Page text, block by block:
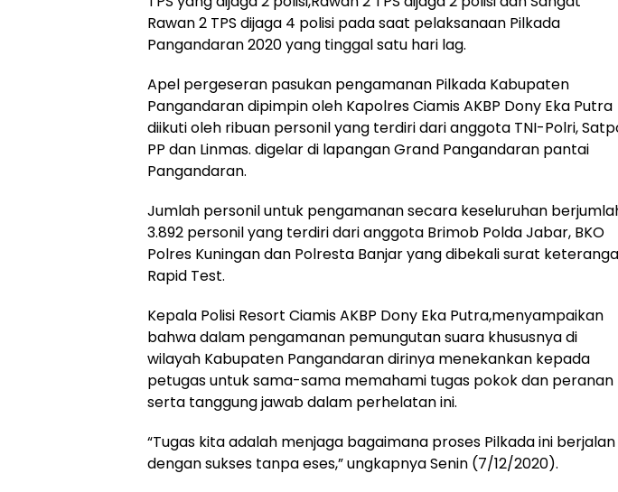
Rawan 2 TPS dijaga 4 polisi pada saat pelaksanaan Pilkada
Pangandaran 2020 yang tinggal satu hari lag.
Apel pergeseran pasukan pengamanan Pilkada Kabupaten
Pangandaran dipimpin oleh Kapolres Ciamis AKBP Dony Eka Putra
diikuti oleh ribuan personil yang terdiri dari anggota TNI-Polri,
PP dan Linmas. digelar di lapangan Grand Pangandaran pantai
Pangandaran.
Jumlah personil untuk pengamanan secara keseluruhan
3.892 personil yang terdiri dari anggota Brimob Polda Jabar, BKO
Polres Kuningan dan Polresta Banjar yang dibekali surat
Rapid Test.
Kepala Polisi Resort Ciamis AKBP Dony Eka Putra,menyampaikan
bahwa dalam pengamanan pemungutan suara khususnya di
wilayah Kabupaten Pangandaran dirinya menekankan kepada
petugas untuk sama-sama memahami tugas pokok dan peranan
serta tanggung jawab dalam perhelatan ini.
“Tugas kita adalah menjaga bagaimana proses Pilkada ini berjalan
dengan sukses tanpa eses,” ungkapnya Senin (7/12/2020).